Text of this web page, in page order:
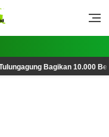
Bagikan 10.000